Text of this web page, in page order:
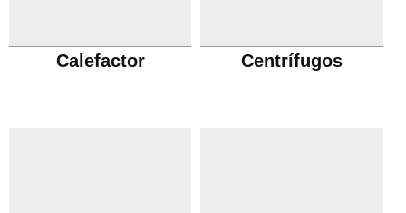
Calefactor Centrífugos